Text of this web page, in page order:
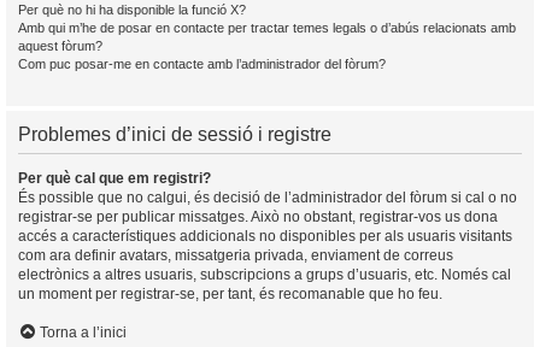
Per què no hi ha disponible la funció X?
Amb qui m’he de posar en contacte per tractar temes legals o d’abús relacionats amb
aquest fòrum?
Com puc posar-me en contacte amb l’administrador del fòrum?
Problemes d’inici de sessió i registre
Per què cal que em registri?
És possible que no calgui, és decisió de l’administrador del fòrum si cal o no
registrar-se per publicar missatges. Això no obstant, registrar-vos us dona
accés a característiques addicionals no disponibles per als usuaris visitants
com ara definir avatars, missatgeria privada, enviament de correus
electrònics a altres usuaris, subscripcions a grups d’usuaris, etc. Només cal
un moment per registrar-se, per tant, és recomanable que ho feu.
Torna a l’inici